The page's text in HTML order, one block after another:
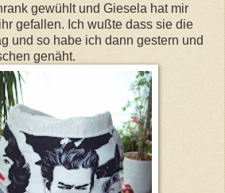
gewühlt und Giesela hat mir
gefallen. Ich wußte dass sie die
und so habe ich dann gestern und
genäht.